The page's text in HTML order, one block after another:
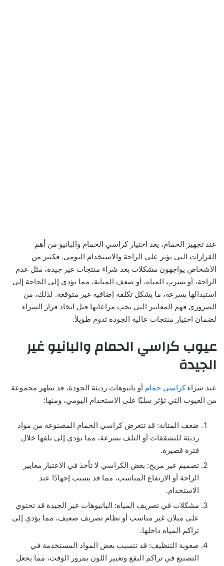
عند تجهيز الحمام، يعد اختيار كراسي الحمام والبانيو من أهم
القرارات التي تؤثر على الراحة والاستخدام اليومي. فكثير من
الأشخاص يواجهون مشكلات بعد شراء منتجات غير جيدة، مثل عدم
الراحة، أو تسرب المياه، أو ضعف المتانة، مما يؤدي إلى الحاجة إلى
استبدالها بسرعة، ما يشكل تكلفة إضافية غير متوقعة. لذلك، من
الضروري فهم المعايير التي يجب مراعاتها قبل اتخاذ قرار الشراء
لضمان اختيار منتجات عالية الجودة تدوم طويلاً.
عيوب كراسي الحمام والبانيو غير
الجيدة
عند شراءكراسي حمام أو بانيوهات رديئة الجودة، قد تظهر مجموعة
من العيوب التي تؤثر سلبًا على الاستخدام اليومي، ومنها:
ضعف المتانة: قد تتعرض كراسي الحمام المصنوعة من مواد
رديئة للتشققات أو التلف بسرعة، مما يؤدي إلى تلفها خلال
فترة قصيرة.
تصميم غير مريح: بعض الكراسي لا تأخذ في الاعتبار معايير
الراحة أو الارتفاع المناسب، مما قد يسبب إجهادًا عند
الاستخدام.
مشكلات في تصريف المياه: البانيوهات غير الجيدة قد تحتوي
على ميلان غير مناسب أو نظام تصريف ضعيف، مما يؤدي إلى
تراكم المياه داخلها.
صعوبة التنظيف: قد تتسبب بعض المواد المستخدمة في
التصنيع في تراكم البقع وتغيير اللون بمرور الوقت، مما يجعل